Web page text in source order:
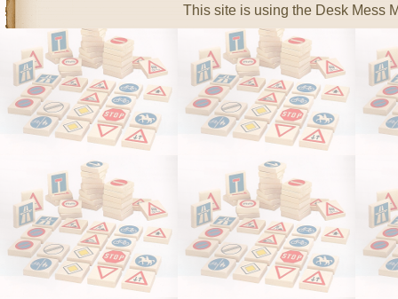
This site is using the Desk Mess